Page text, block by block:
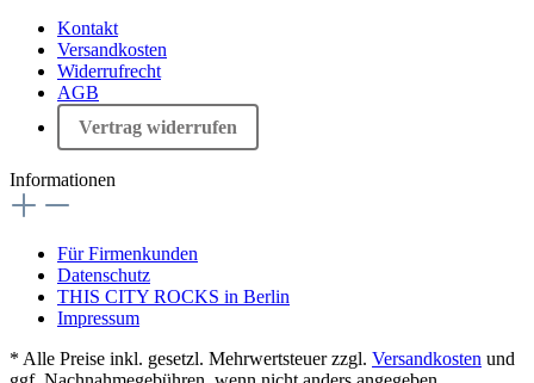
Kontakt
Versandkosten
Widerrufrecht
AGB
Vertrag widerrufen
Informationen
Für Firmenkunden
Datenschutz
THIS CITY ROCKS in Berlin
Impressum
* Alle Preise inkl. gesetzl. Mehrwertsteuer zzgl. Versandkosten und